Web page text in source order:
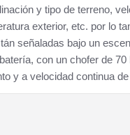
y tipo de terreno,
exterior, etc. por lo
señaladas bajo un
con un chofer de
y a velocidad continua